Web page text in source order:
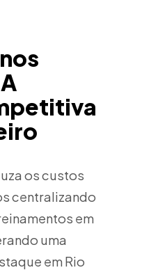
os custos
centralizando
em
uma
em Rio